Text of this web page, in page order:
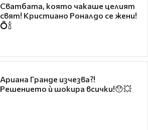
Сватбата, която чакаше целият
свят! Кристиано Роналдо се жени!
💍🍾
Ариана Гранде изчезва?!
Решението ѝ шокира всички!😯💥